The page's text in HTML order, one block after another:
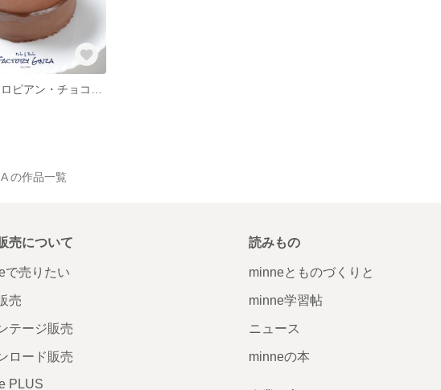
の作品一覧
売について
で売りたい
売
テージ販売
ロード販売
PLUS
読みもの
minneとものづくりと
minne学習帖
ニュース
minneの本